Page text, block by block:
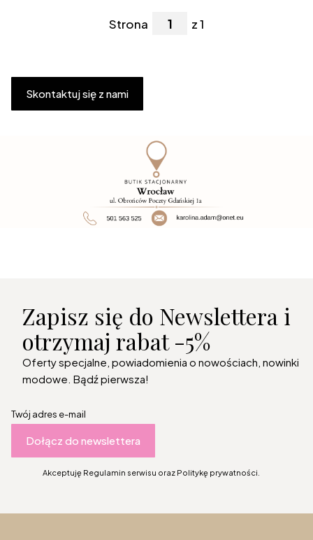
Strona z 1
Skontaktuj się z nami
Zapisz się do Newslettera i
otrzymaj rabat -5%
Oferty specjalne, powiadomienia o nowościach, nowinki
modowe. Bądź pierwsza!
Twój adres e-mail
Dołącz do newslettera
Akceptuję Regulamin serwisu oraz Politykę prywatności.